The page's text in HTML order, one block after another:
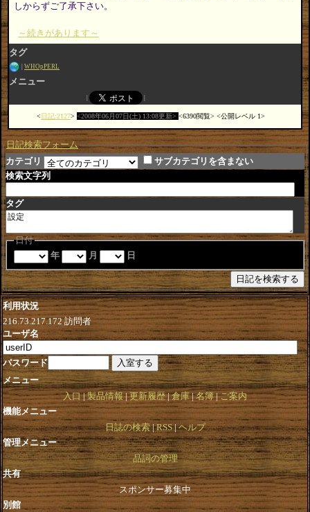
しからずご了承下さい。
～続きがあります～
タグ
WHOpPERL
メニュー
日記:2127 2008年06月07日(土) 13:08更新 6390閲覧 公開レベル 1
日記検索フォーム
カテゴリ
サブカテゴリを含まない
検索文字列
タグ
日付
年
月 日
利用状況
216.73.217.172訪問者
ユーザ名
パスワード
メニュー
入口 製品情報 更新履歴 倉庫 名簿 ご案内
機能メニュー
日誌の検索 RSS ヘルプ
管理メニュー
品詞の管理
共有
スポンサー募集中
別館